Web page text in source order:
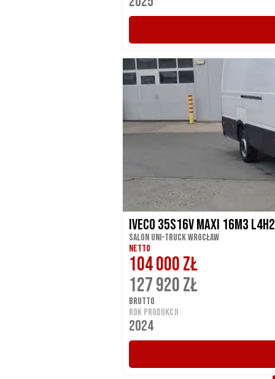
Iveco 35S16V Maxi 16m3
Salon UNI-TRUCK Wrocław
NETTO
104 000 ZŁ
127 920 ZŁ
BRUTTO
ROK PRODUKCJI
2024